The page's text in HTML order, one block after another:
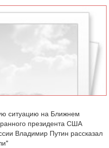
ситуацию на Ближнем
президента США
Владимир Путин рассказал